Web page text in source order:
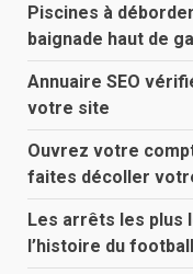
Piscines à
baignade haut de
Annuaire SEO
votre site
Ouvrez votre
faites décoller
Les arrêts les plus
l’histoire du football